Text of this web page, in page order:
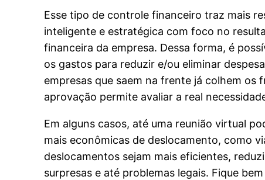
Esse tipo de controle financeiro traz mais
inteligente e estratégica com foco no
financeira da empresa. Dessa forma, é
os gastos para reduzir e/ou eliminar
empresas que saem na frente já colhem os
aprovação permite avaliar a real
Em alguns casos, até uma reunião virtual
mais econômicas de deslocamento, como
deslocamentos sejam mais eficientes,
surpresas e até problemas legais. Fique